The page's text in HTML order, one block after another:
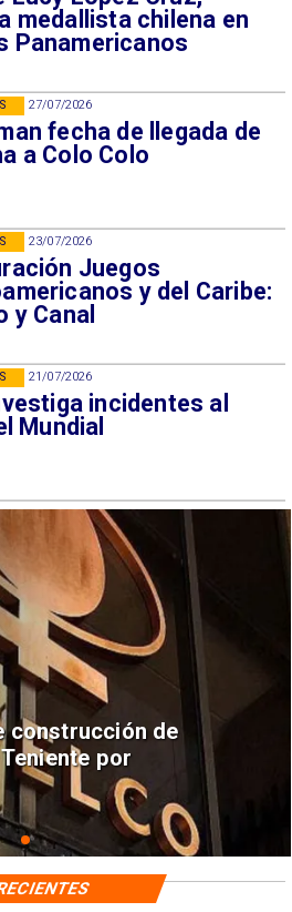
medallista chilena en
Panamericanos
27/07/2026
fecha de llegada de
a Colo Colo
23/07/2026
Juegos
y del Caribe:
y Canal
21/07/2026
incidentes al
Mundial
construcción de
por